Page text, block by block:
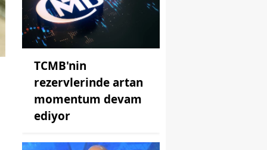
TCMB'nin
rezervlerinde artan
momentum devam
ediyor